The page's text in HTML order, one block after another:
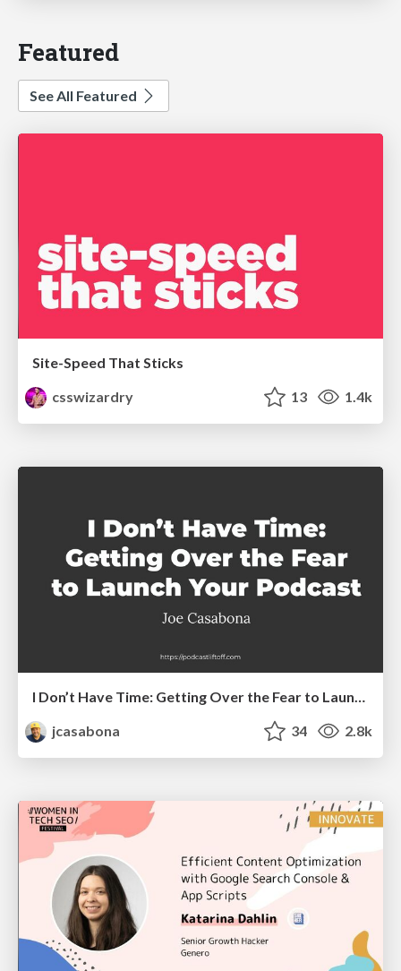
Featured
See All Featured
Site-Speed That Sticks
csswizardry
13 1.4k
I Don’t Have Time: Getting Over the Fear to Launch Your Podcast
jcasabona
34 2.8k